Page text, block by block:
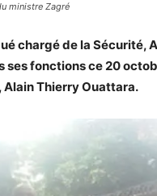
ministre Zagré
chargé de la Sécurité,
fonctions ce 20
Thierry Ouattara.